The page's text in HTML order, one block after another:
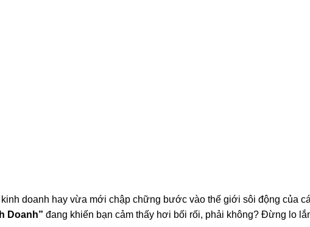
doanh hay vừa mới chập chững bước vào thế giới sôi động của
Doanh” đang khiến bạn cảm thấy hơi bối rối, phải không? Đừng lo